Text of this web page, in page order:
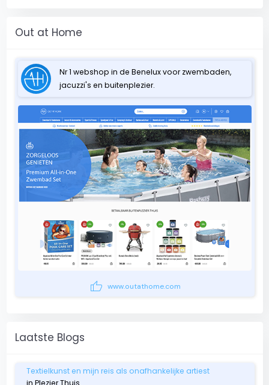
Out at Home
Nr 1 webshop in de Benelux voor zwembaden,
jacuzzi's en buitenplezier.
thumb_up www.outathome.com
Laatste Blogs
Textielkunst en mijn reis als onafhankelijke artiest
in Plezier Thuis